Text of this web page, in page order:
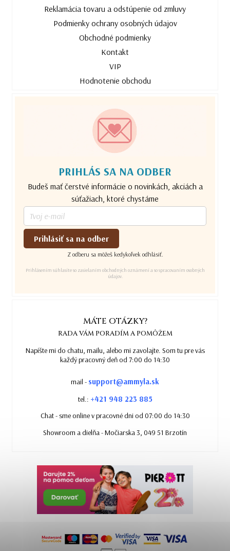
Reklamácia tovaru a odstúpenie od zmluvy
Podmienky ochrany osobných údajov
Obchodné podmienky
Kontakt
VIP
Hodnotenie obchodu
PRIHLÁS SA NA ODBER
Budeš mať čerstvé informácie o novinkách, akciách a
súťažiach, ktoré chystáme
Prihlásiť sa na odber
Z odberu sa môžeš kedykoľvek odhlásiť.
Prihlásením súhlasíte so zasielaním obchodných oznámení a so spracovaním osobných
údajov.
MÁTE OTÁZKY?
RADA VÁM PORADÍM A POMÔŽEM
Napíšte mi do chatu, mailu, alebo mi zavolajte. Som tu pre vás
každý pracovný deň od 7:00 do 14:30
mail - support@ammyla.sk
tel.: +421 948 223 885
Chat - sme online v pracovné dni od 07:00 do 14:30
Showroom a dielňa - Močiarska 3, 049 51 Brzotín